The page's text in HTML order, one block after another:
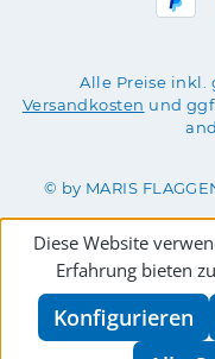
Alle Preise inkl.
Versandkosten und
© by MARIS
Diese Website
Erfahrung bieten
Konfigurieren